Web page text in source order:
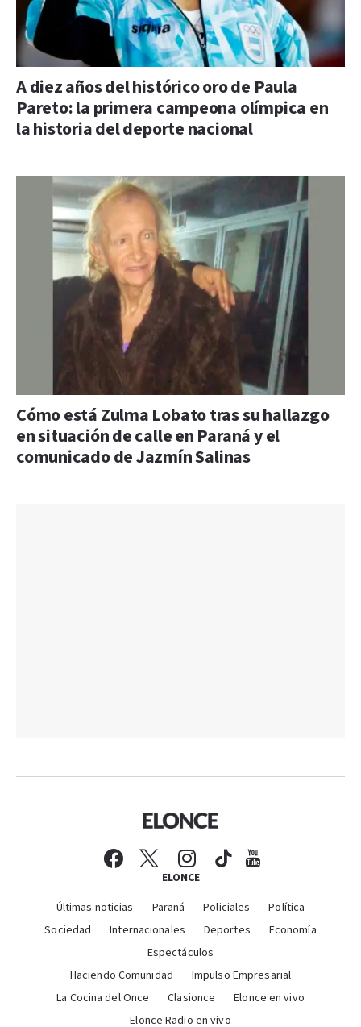
A diez años del histórico oro de Paula
Pareto: la primera campeona olímpica en
la historia del deporte nacional
Cómo está Zulma Lobato tras su hallazgo
en situación de calle en Paraná y el
comunicado de Jazmín Salinas
ELONCE
Últimas noticias Paraná Policiales
Política
Sociedad
Internacionales Deportes
Economía
Espectáculos
Haciendo Comunidad
Impulso Empresarial
La Cocina del Once
Clasionce
Elonce en vivo
Elonce Radio en vivo